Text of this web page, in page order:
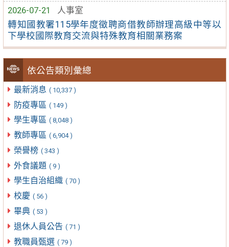
2026-07-21
人事室
轉知國教署115學年度徵聘商借教師辦理高級中等以
下學校國際教育交流與特殊教育相關業務案
依公告類別彙總
最新消息 ( 10,337 )
防疫專區 ( 149 )
學生專區 ( 8,048 )
教師專區 ( 6,904 )
榮譽榜 ( 343 )
外食議題 ( 9 )
學生自治組織 ( 70 )
校慶 ( 56 )
畢典 ( 53 )
退休人員公告 ( 71 )
教職員甄選 ( 79 )